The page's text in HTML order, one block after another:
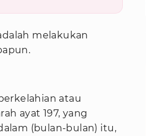
melakukan
atau
ayat 197, yang
(bulan-bulan) itu,